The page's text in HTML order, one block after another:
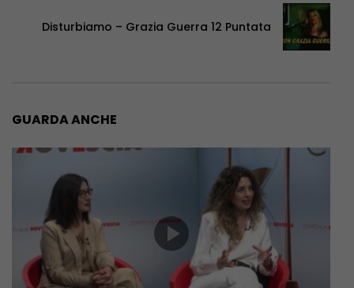
Disturbiamo – Grazia Guerra 12 Puntata
GUARDA ANCHE